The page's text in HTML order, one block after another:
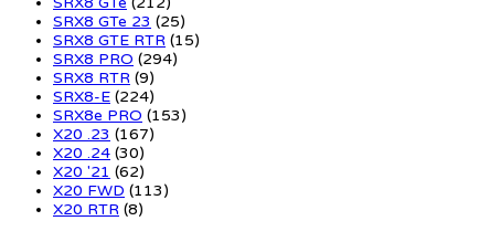
SRX8 GTe 23 (25)
SRX8 GTE RTR (15)
SRX8 PRO (294)
SRX8 RTR (9)
SRX8-E (224)
SRX8e PRO (153)
X20 .23 (167)
X20 .24 (30)
X20 '21 (62)
X20 FWD (113)
X20 RTR (8)